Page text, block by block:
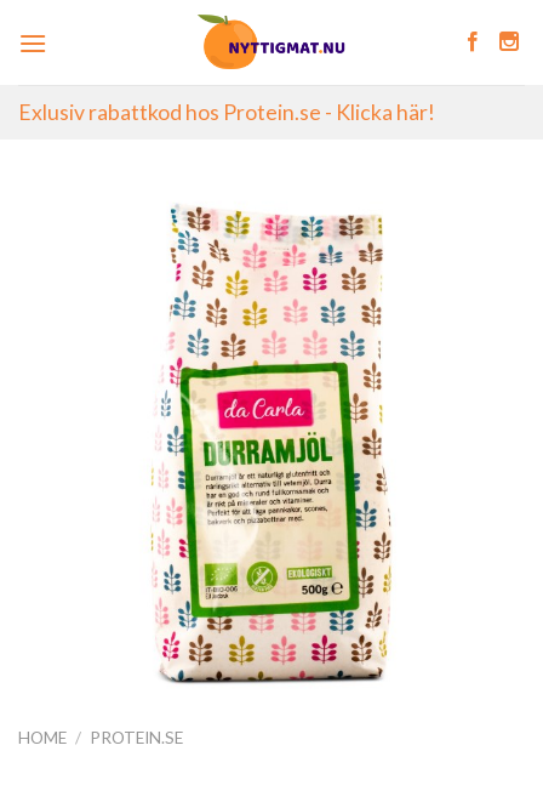
Exlusiv rabattkod hos Protein.se - Klicka här!
HOME / PROTEIN.SE